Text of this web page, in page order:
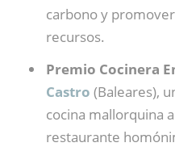
carbono y
recursos.
Premio Cocinera
Castro (Baleares),
cocina mallorquina
restaurante